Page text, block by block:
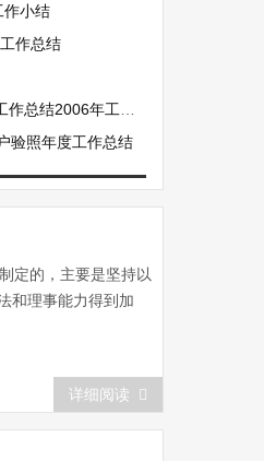
作小结
作总结
2006年工作要点
验照年度工作总结
定的，主要是坚持以
和理事能力得到加
详细阅读